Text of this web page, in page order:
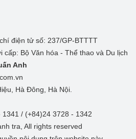
điện tử số: 237/GP-BTTTT
cấp: Bộ Văn hóa - Thể thao và Du lịch
Anh
Hà Đông, Hà Nội.
/ (+84)24 3728 - 1342
tra, All rights reserved